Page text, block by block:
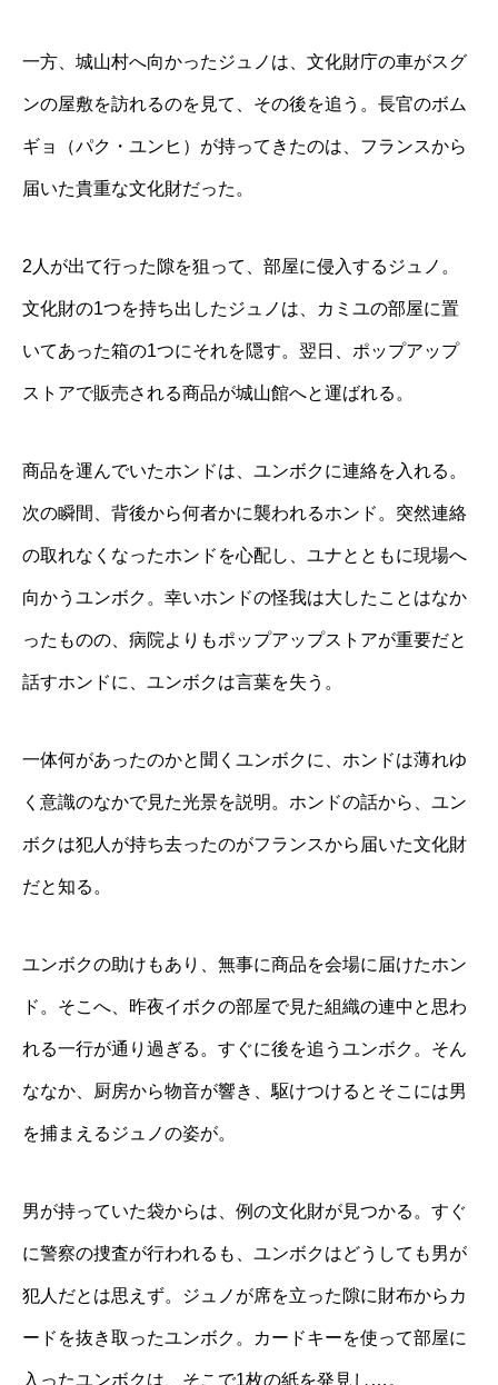
一方、城山村へ向かったジュノは、文化財庁の車がスグ
ンの屋敷を訪れるのを見て、その後を追う。長官のボム
ギョ（パク・ユンヒ）が持ってきたのは、フランスから
届いた貴重な文化財だった。
2人が出て行った隙を狙って、部屋に侵入するジュノ。
文化財の1つを持ち出したジュノは、カミユの部屋に置
いてあった箱の1つにそれを隠す。翌日、ポップアップ
ストアで販売される商品が城山館へと運ばれる。
商品を運んでいたホンドは、ユンボクに連絡を入れる。
次の瞬間、背後から何者かに襲われるホンド。突然連絡
の取れなくなったホンドを心配し、ユナとともに現場へ
向かうユンボク。幸いホンドの怪我は大したことはなか
ったものの、病院よりもポップアップストアが重要だと
話すホンドに、ユンボクは言葉を失う。
一体何があったのかと聞くユンボクに、ホンドは薄れゆ
く意識のなかで見た光景を説明。ホンドの話から、ユン
ボクは犯人が持ち去ったのがフランスから届いた文化財
だと知る。
ユンボクの助けもあり、無事に商品を会場に届けたホン
ド。そこへ、昨夜イボクの部屋で見た組織の連中と思わ
れる一行が通り過ぎる。すぐに後を追うユンボク。そん
ななか、厨房から物音が響き、駆けつけるとそこには男
を捕まえるジュノの姿が。
男が持っていた袋からは、例の文化財が見つかる。すぐ
に警察の捜査が行われるも、ユンボクはどうしても男が
犯人だとは思えず。ジュノが席を立った隙に財布からカ
ードを抜き取ったユンボク。カードキーを使って部屋に
入ったユンボクは、そこで1枚の紙を発見し…。